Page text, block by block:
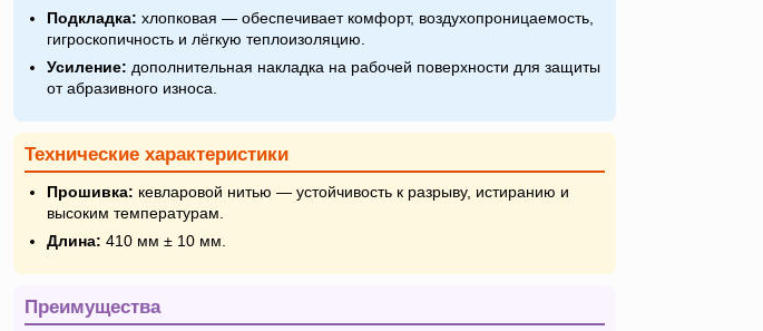
Подкладка: хлопковая — обеспечивает комфорт, воздухопроницаемость,
гигроскопичность и лёгкую теплоизоляцию.
Усиление: дополнительная накладка на рабочей поверхности для защиты
от абразивного износа.
Технические характеристики
Прошивка: кевларовой нитью — устойчивость к разрыву, истиранию и
высоким температурам.
Длина: 410 мм ± 10 мм.
Преимущества